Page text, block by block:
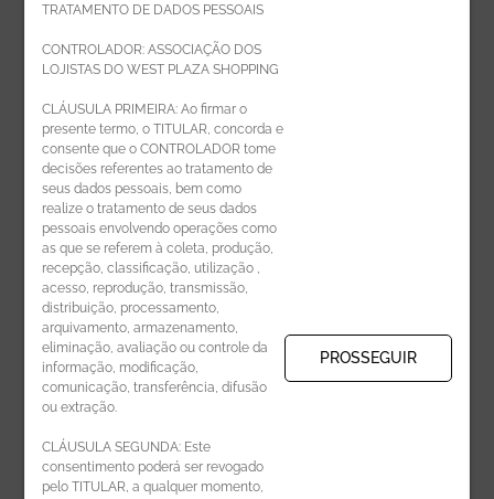
TRATAMENTO DE DADOS PESSOAIS
CONTROLADOR: ASSOCIAÇÃO DOS
LOJISTAS DO WEST PLAZA SHOPPING
CLÁUSULA PRIMEIRA: Ao firmar o
presente termo, o TITULAR, concorda e
consente que o CONTROLADOR tome
decisões referentes ao tratamento de
seus dados pessoais, bem como
realize o tratamento de seus dados
pessoais envolvendo operações como
as que se referem à coleta, produção,
recepção, classificação, utilização ,
acesso, reprodução, transmissão,
distribuição, processamento,
arquivamento, armazenamento,
eliminação, avaliação ou controle da
informação, modificação,
comunicação, transferência, difusão
ou extração.
CLÁUSULA SEGUNDA: Este
consentimento poderá ser revogado
pelo TITULAR, a qualquer momento,
PROSSEGUIR
Faça parte da equipe West Plaza
Politica de privacidade
Código de Ética de Parceiros
CADASTRE-SE
Receba novidades por e-mail:
CADASTRAR